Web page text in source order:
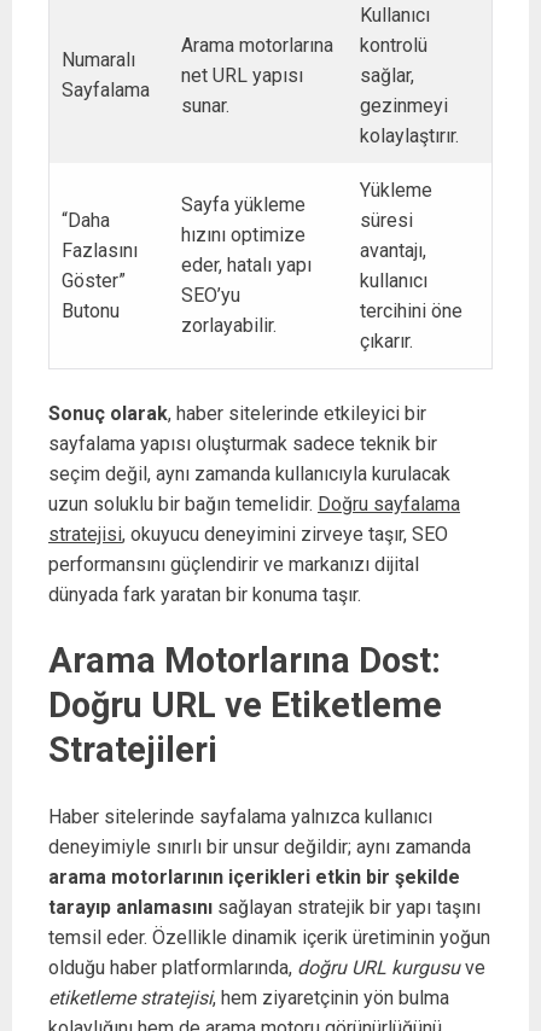
Numaralı
Sayfalama
Arama motorlarına
net URL yapısı
sunar.
Kullanıcı
kontrolü
sağlar,
gezinmeyi
kolaylaştırır.
“Daha
Fazlasını
Göster”
Butonu
Sayfa yükleme
hızını optimize
eder, hatalı yapı
SEO’yu
zorlayabilir.
Yükleme
süresi
avantajı,
kullanıcı
tercihini öne
çıkarır.
Sonuç olarak, haber sitelerinde etkileyici bir
sayfalama yapısı oluşturmak sadece teknik bir
seçim değil, aynı zamanda kullanıcıyla kurulacak
uzun soluklu bir bağın temelidir. Doğru sayfalama
stratejisi, okuyucu deneyimini zirveye taşır, SEO
performansını güçlendirir ve markanızı dijital
dünyada fark yaratan bir konuma taşır.
Arama Motorlarına Dost:
Doğru URL ve Etiketleme
Stratejileri
Haber sitelerinde sayfalama yalnızca kullanıcı
deneyimiyle sınırlı bir unsur değildir; aynı zamanda
arama motorlarının içerikleri etkin bir şekilde
tarayıp anlamasını sağlayan stratejik bir yapı taşını
temsil eder. Özellikle dinamik içerik üretiminin yoğun
olduğu haber platformlarında, doğru URL kurgusuve
etiketleme stratejisi, hem ziyaretçinin yön bulma